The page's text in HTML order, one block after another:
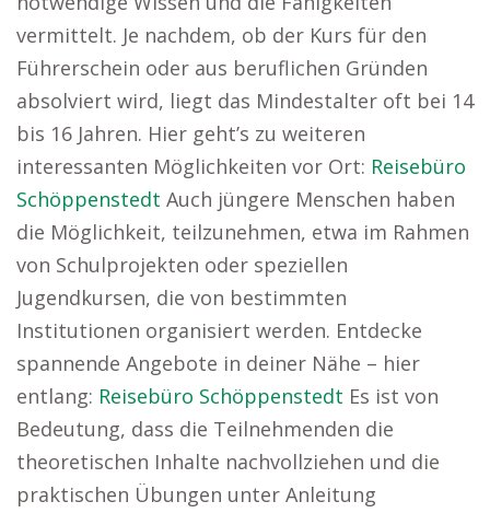
vermittelt. Je nachdem, ob der Kurs für den
Führerschein oder aus beruflichen Gründen
absolviert wird, liegt das Mindestalter oft bei 14
bis 16 Jahren. Hier geht’s zu weiteren
interessanten Möglichkeiten vor Ort: Reisebüro
Schöppenstedt Auch jüngere Menschen haben
die Möglichkeit, teilzunehmen, etwa im Rahmen
von Schulprojekten oder speziellen
Jugendkursen, die von bestimmten
Institutionen organisiert werden. Entdecke
spannende Angebote in deiner Nähe – hier
entlang: Reisebüro Schöppenstedt Es ist von
Bedeutung, dass die Teilnehmenden die
theoretischen Inhalte nachvollziehen und die
praktischen Übungen unter Anleitung